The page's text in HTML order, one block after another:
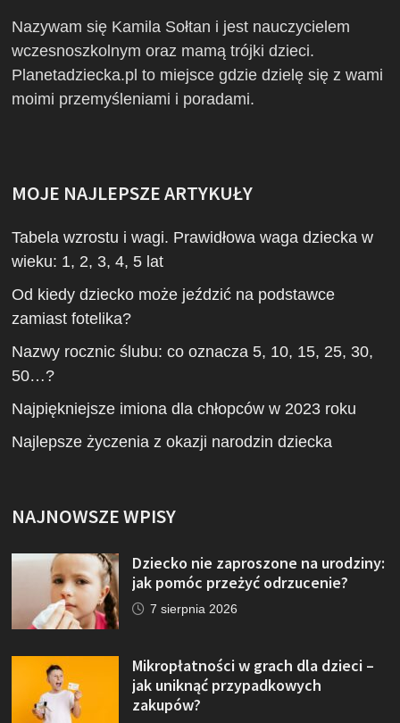
Nazywam się Kamila Sołtan i jest nauczycielem
wczesnoszkolnym oraz mamą trójki dzieci.
Planetadziecka.pl to miejsce gdzie dzielę się z wami
moimi przemyśleniami i poradami.
MOJE NAJLEPSZE ARTYKUŁY
Tabela wzrostu i wagi. Prawidłowa waga dziecka w
wieku: 1, 2, 3, 4, 5 lat
Od kiedy dziecko może jeździć na podstawce
zamiast fotelika?
Nazwy rocznic ślubu: co oznacza 5, 10, 15, 25, 30,
50…?
Najpiękniejsze imiona dla chłopców w 2023 roku
Najlepsze życzenia z okazji narodzin dziecka
NAJNOWSZE WPISY
Dziecko nie zaproszone na urodziny:
jak pomóc przeżyć odrzucenie?
7 sierpnia 2026
Mikropłatności w grach dla dzieci –
jak uniknąć przypadkowych
zakupów?